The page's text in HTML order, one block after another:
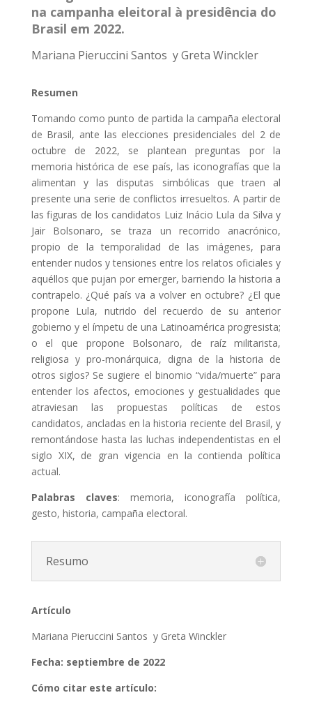
na campanha eleitoral à presidência do
Brasil em 2022.
Mariana Pieruccini Santos y Greta Winckler
Resumen
Tomando como punto de partida la campaña electoral
de Brasil, ante las elecciones presidenciales del 2 de
octubre de 2022, se plantean preguntas por la
memoria histórica de ese país, las iconografías que la
alimentan y las disputas simbólicas que traen al
presente una serie de conflictos irresueltos. A partir de
las figuras de los candidatos Luiz Inácio Lula da Silva y
Jair Bolsonaro, se traza un recorrido anacrónico,
propio de la temporalidad de las imágenes, para
entender nudos y tensiones entre los relatos oficiales y
aquéllos que pujan por emerger, barriendo la historia a
contrapelo. ¿Qué país va a volver en octubre? ¿El que
propone Lula, nutrido del recuerdo de su anterior
gobierno y el ímpetu de una Latinoamérica progresista;
o el que propone Bolsonaro, de raíz militarista,
religiosa y pro-monárquica, digna de la historia de
otros siglos? Se sugiere el binomio “vida/muerte” para
entender los afectos, emociones y gestualidades que
atraviesan las propuestas políticas de estos
candidatos, ancladas en la historia reciente del Brasil, y
remontándose hasta las luchas independentistas en el
siglo XIX, de gran vigencia en la contienda política
actual.
Palabras claves: memoria, iconografía política,
gesto, historia, campaña electoral.
Resumo
Artículo
Mariana Pieruccini Santos y Greta Winckler
Fecha: septiembre de 2022
Cómo citar este artículo: